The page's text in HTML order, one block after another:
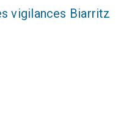
vigilances Biarritz